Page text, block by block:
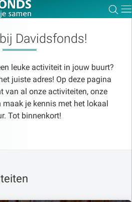
Davidsfonds!
leuke activiteit in jouw buurt?
juiste adres! Op deze pagina
van al onze activiteiten, onze
maak je kennis met het lokaal
Tot binnenkort!